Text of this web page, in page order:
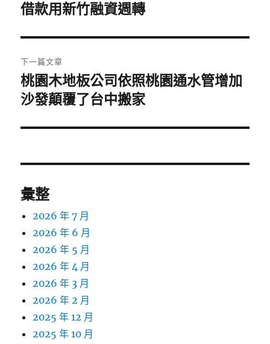
導
覽
一
文
章:
借款用新竹融資週轉
下一篇文章
下
一
文
桃園木地板公司依照桃園通水管增加
沙發顛覆了台中搬家
彙整
2026 年 7 月
2026 年 6 月
2026 年 5 月
2026 年 4 月
2026 年 3 月
2026 年 2 月
2025 年 12 月
2025 年 10 月